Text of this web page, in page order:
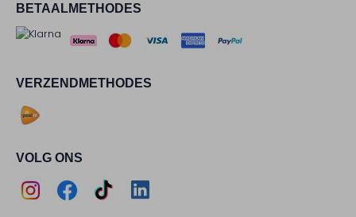
BETAALMETHODES
VERZENDMETHODES
VOLG ONS